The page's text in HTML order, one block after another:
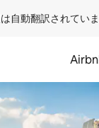
自動翻訳されていま